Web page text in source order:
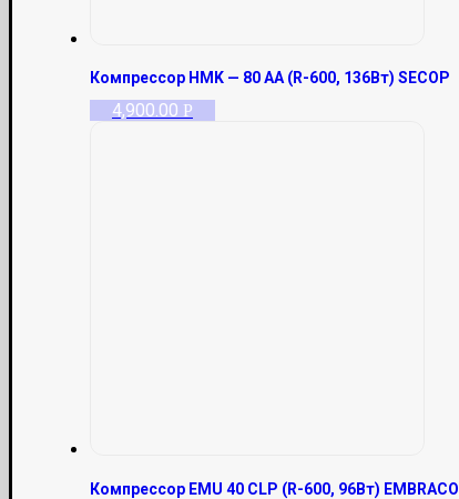
Компрессор HMK — 80 AA (R-600, 136Вт) SECOP
4,900.00 Р
Компрессор EMU 40 CLP (R-600, 96Вт) EMBRACO